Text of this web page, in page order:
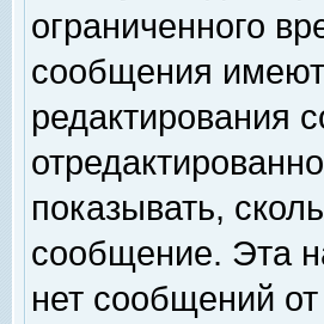
ограниченного
сообщения
редактирования
показывать,
сообщение. Эта
нет сообщений